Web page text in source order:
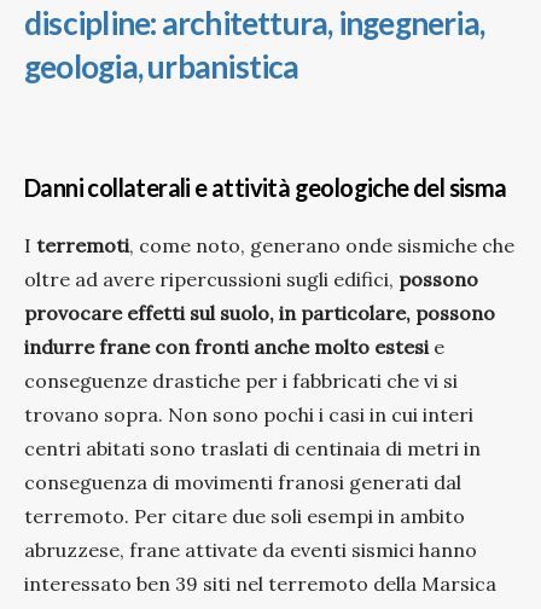
discipline: architettura, ingegneria,
geologia, urbanistica
Danni collaterali e attività geologiche del sisma
I terremoti, come noto, generano onde sismiche che
oltre ad avere ripercussioni sugli edifici, possono
provocare effetti sul suolo, in particolare, possono
indurre frane con fronti anche molto estesi e
conseguenze drastiche per i fabbricati che vi si
trovano sopra. Non sono pochi i casi in cui interi
centri abitati sono traslati di centinaia di metri in
conseguenza di movimenti franosi generati dal
terremoto. Per citare due soli esempi in ambito
abruzzese, frane attivate da eventi sismici hanno
interessato ben 39 siti nel terremoto della Marsica